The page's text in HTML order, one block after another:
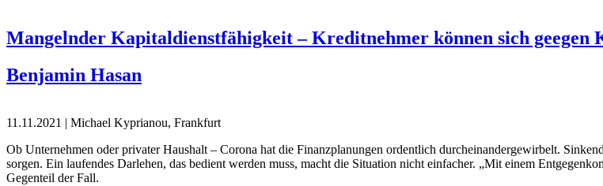
Mangelnder Kapitaldienstfähigkeit – Kreditnehmer können sich geegen
Benjamin Hasan
11.11.2021 | Michael Kyprianou, Frankfurt
Ob Unternehmen oder privater Haushalt – Corona hat die Finanzplanungen ordentlich durcheinandergewirbelt.
sorgen. Ein laufendes Darlehen, das bedient werden muss, macht die Situation nicht einfacher. „Mit einem
Gegenteil der Fall.